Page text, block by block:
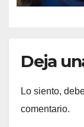
Deja
Lo siento,
comentario.